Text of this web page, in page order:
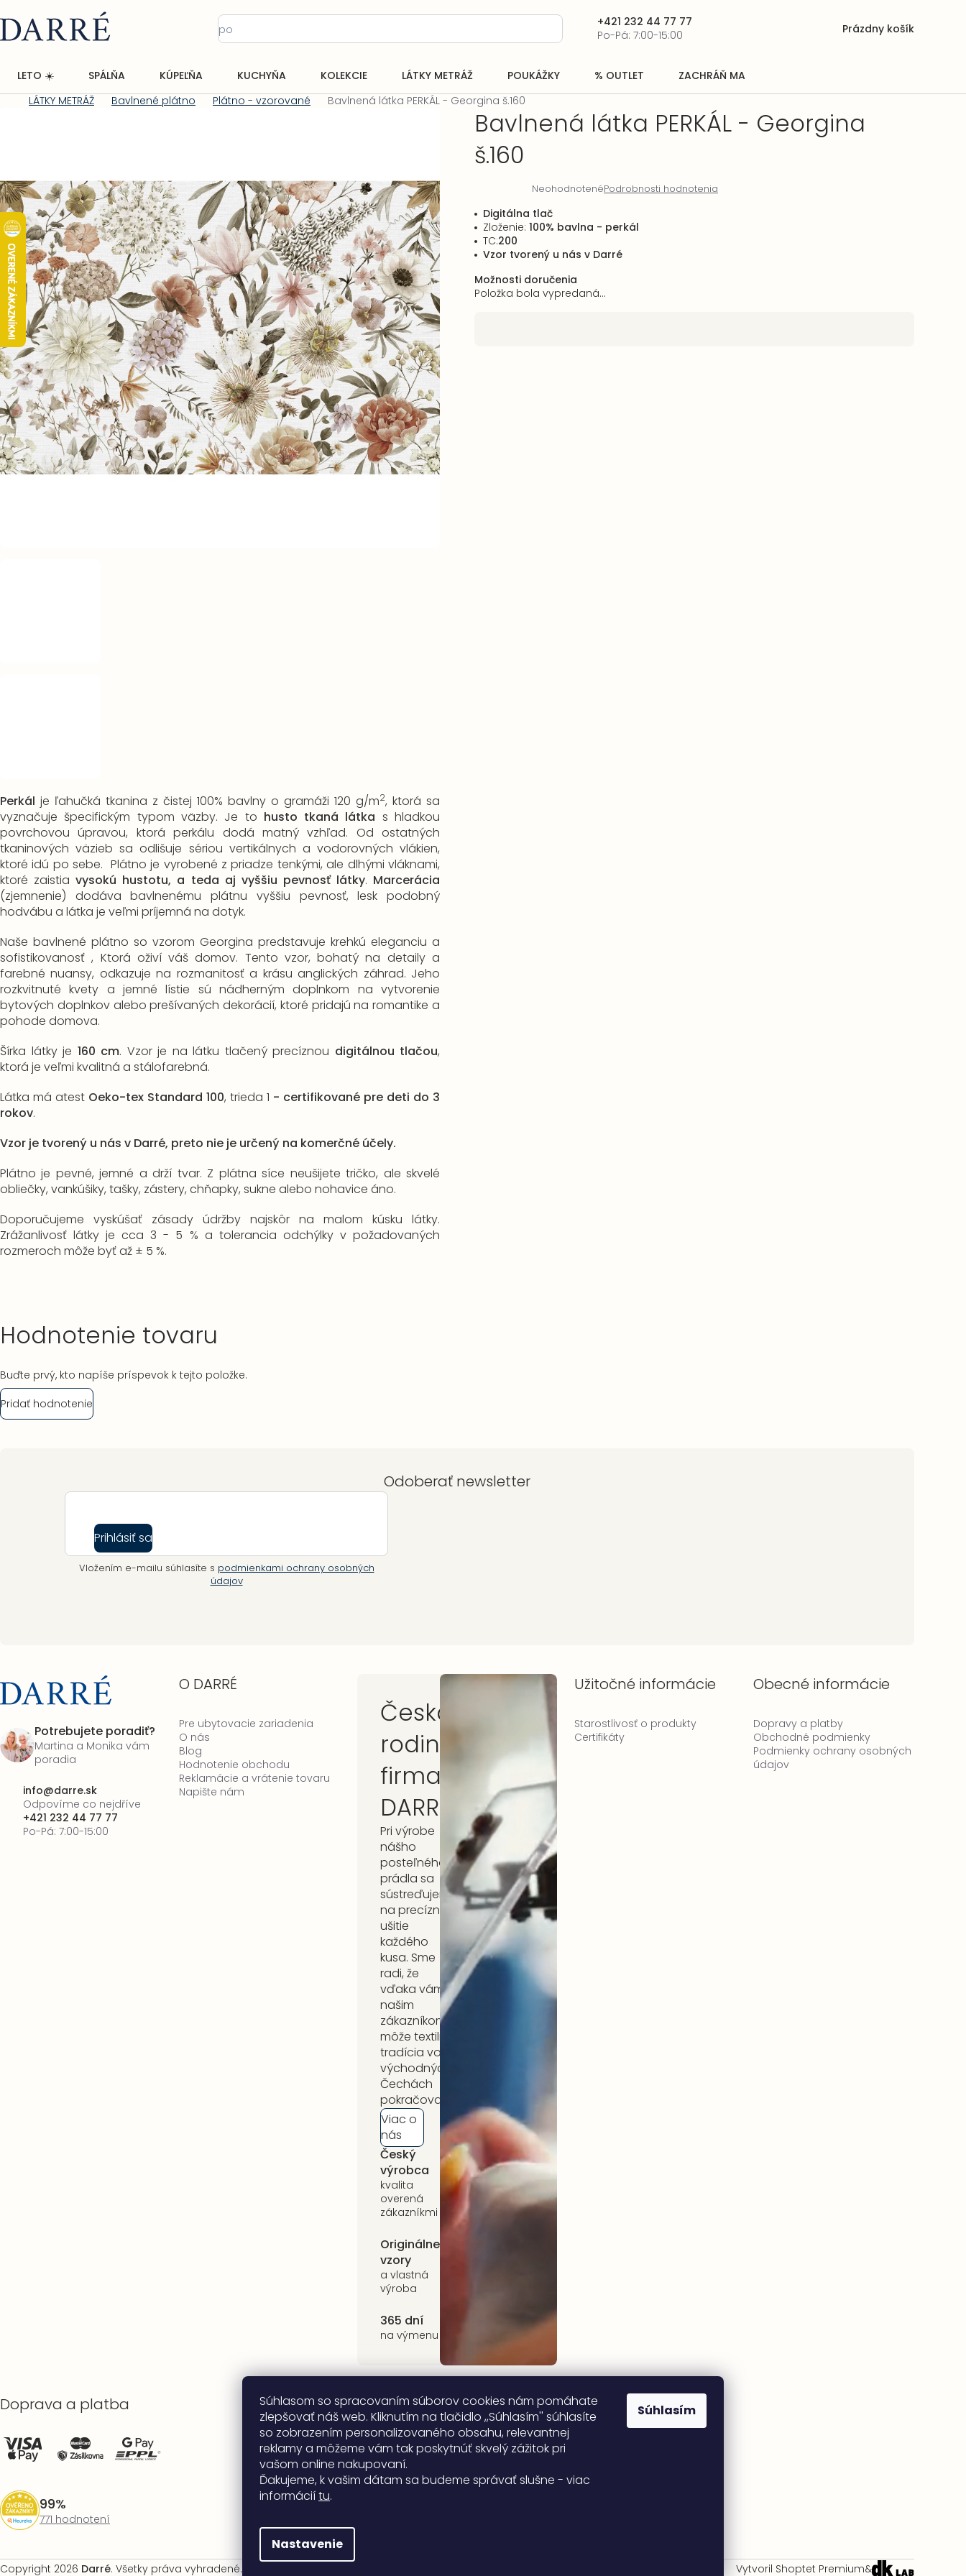
Súhlasom so spracovaním súborov cookies nám pomáhate
zlepšovať náš web. Kliknutím na tlačidlo ,,Súhlasím'' súhlasíte
so zobrazením personalizovaného obsahu, relevantnej
reklamy a môžeme vám tak poskytnúť skvelý zážitok pri
vašom online nakupovaní.
Ďakujeme, k vašim dátam sa budeme správať slušne - viac
informáciítu.
Nastavenie
Súhlasím
na
obsah
+421 232 44 77 77
Po-Pá: 7:00-15:00
Nákupný
Prázdny košík
LETO ☀️ SPÁLŇA KÚPEĽŇA KUCHYŇA KOLEKCIE LÁTKY METRÁŽ POUKÁŽKY % OUTLET ZACHRÁŇ MA
LÁTKY METRÁŽ Bavlnené plátno Plátno - vzorované Bavlnená látka PERKÁL - Georgina š.160
Perkál je ľahučká tkanina z čistej 100% bavlny o gramáži 120 g/m2, ktorá sa
vyznačuje špecifickým typom väzby. Je to husto tkaná látka s hladkou
povrchovou úpravou, ktorá perkálu dodá matný vzhľad. Od ostatných
tkaninových väzieb sa odlišuje sériou vertikálnych a vodorovných vlákien,
ktoré idú po sebe. Plátno je vyrobené z priadze tenkými, ale dlhými vláknami,
ktoré zaistiavysokú hustotu, a teda aj vyššiu pevnosť látky. Marcerácia
(zjemnenie) dodáva bavlnenému plátnu vyššiu pevnosť, lesk podobný
hodvábu a látka je veľmi príjemná na dotyk.
Naše bavlnené plátno so vzorom Georgina predstavuje krehkú eleganciu a
sofistikovanosť , Ktorá oživí váš domov. Tento vzor, ​​bohatý na detaily a
farebné nuansy, odkazuje na rozmanitosť a krásu anglických záhrad. Jeho
rozkvitnuté kvety a jemné lístie sú nádherným doplnkom na vytvorenie
bytových doplnkov alebo prešívaných dekorácií, ktoré pridajú na romantike a
pohode domova.
Šírka látky je 160 cm. Vzor je na látku tlačený precíznou digitálnou tlačou,
ktorá je veľmi kvalitná a stálofarebná.
Látka má atest Oeko-tex Standard 100, trieda 1 - certifikované pre deti do 3
rokov.
Vzor je tvorený u nás v Darré, preto nie je určený na komerčné účely.
Plátno je pevné, jemné a drží tvar. Z plátna síce neušijete tričko, ale skvelé
obliečky, vankúšiky, tašky, zástery, chňapky, sukne alebo nohavice áno.
Doporučujeme vyskúšať zásady údržby najskôr na malom kúsku látky.
Zrážanlivosť látky je cca 3 - 5 % a tolerancia odchýlky v požadovaných
rozmeroch môže byť až ± 5 %.
Bavlnená látka PERKÁL - Georgina
š.160
hodnotenie
produktu
0,0
5
hviezdičiek.
NeohodnotenéPodrobnosti hodnotenia
Možnosti doručenia
Položka bola vypredaná…
Digitálna tlač
Zloženie: 100% bavlna - perkál
TC:200
Vzor tvorený u nás v Darré
Hodnotenie tovaru
Buďte prvý, kto napíše príspevok k tejto položke.
Pridať hodnotenie
Potrebujete poradiť?
Martina a Monika vám
poradia
info@darre.sk
Odpovíme co nejdříve
+421 232 44 77 77
Po-Pá: 7:00-15:00
Odoberať newsletter
Prihlásiť sa
Vložením e-mailu súhlasíte s podmienkami ochrany osobných
údajov
O DARRÉ
Pre ubytovacie zariadenia
O nás
Blog
Hodnotenie obchodu
Reklamácie a vrátenie tovaru
Napište nám
Česká
rodinná
firma
DARRÉ
Pri výrobe
nášho
posteľného
prádla sa
sústreďujeme
na precízne
ušitie
každého
kusa. Sme
radi, že
vďaka vám,
našim
zákazníkom,
môže textilná
tradícia vo
východných
Čechách
pokračovať.
Viac o
nás
Český
výrobca
kvalita
overená
zákazníkmi
5 rokov
záruka
na celý
sortiment
Originálne
vzory
a vlastná
výroba
365 dní
na výmenu
Užitočné informácie
Starostlivosť o produkty
Certifikáty
Obecné informácie
Dopravy a platby
Obchodné podmienky
Podmienky ochrany osobných
údajov
Doprava a platba
99%
771 hodnotení
Vytvoril Shoptet Premium&
Copyright 2026 Darré. Všetky práva vyhradené.